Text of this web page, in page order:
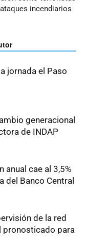
incendiarios
jornada el Paso
generacional
de INDAP
anual cae al 3,5%
del Banco Central
de la red
pronosticado para